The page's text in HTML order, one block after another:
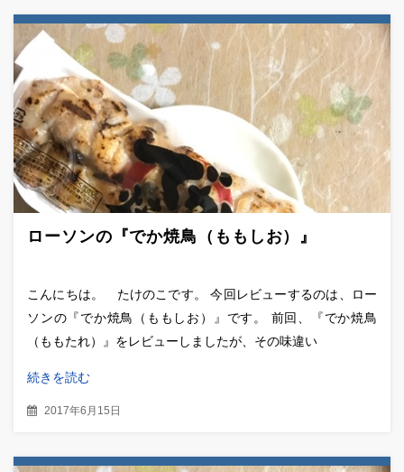
ローソンの『でか焼鳥（ももしお）』
こんにちは。 たけのこです。 今回レビューするのは、ロー
ソンの『でか焼鳥（ももしお）』です。 前回、『でか焼鳥
（ももたれ）』をレビューしましたが、その味違い
続きを読む
2017年6月15日